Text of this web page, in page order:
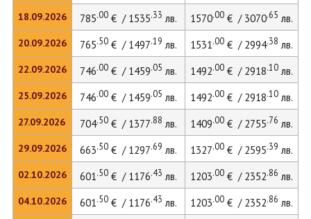
18.09.2026
20.09.2026
22.09.2026
25.09.2026
27.09.2026
29.09.2026
02.10.2026
04.10.2026
785.00€ / 1535.33 лв. 1570.00€ / 3070.65 лв.
765.50€ / 1497.19 лв. 1531.00€ / 2994.38 лв.
746.00€ / 1459.05 лв. 1492.00€ / 2918.10лв.
746.00€ / 1459.05 лв. 1492.00€ / 2918.10лв.
704.50€ / 1377.88 лв. 1409.00€ / 2755.76 лв.
663.50€ / 1297.69 лв. 1327.00€ / 2595.39 лв.
601.50€ / 1176.43 лв. 1203.00€ / 2352.86 лв.
601.50€ / 1176.43 лв. 1203.00€ / 2352.86 лв.